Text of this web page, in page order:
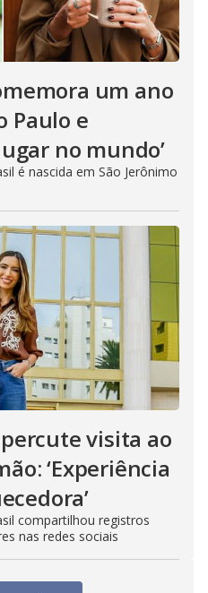
um ano
Paulo e
no mundo’
é nascida em São Jerônimo
visita ao
‘Experiência
compartilhou registros
nas redes sociais